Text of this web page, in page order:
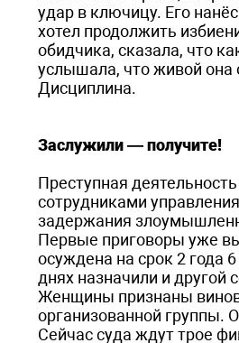
удар в ключицу. Его
хотел продолжить
обидчика, сказала, что
услышала, что живой
Дисциплина.
Заслужили — получите!
Преступная
сотрудниками
задержания
Первые приговоры уже
осуждена на срок 2 года
днях назначили и
Женщины признаны
организованной группы.
Сейчас суда ждут трое